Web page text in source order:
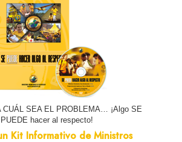
CUÁL SEA EL PROBLEMA… ¡Algo SE
PUEDE hacer al respecto!
Kit Informativo de Ministros